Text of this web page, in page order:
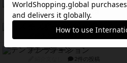
ファースト・イン・フライト
紹介文あり 3件の投稿
モズビ－ズ・レイダ－ズ
テンプテーション
2件の投稿